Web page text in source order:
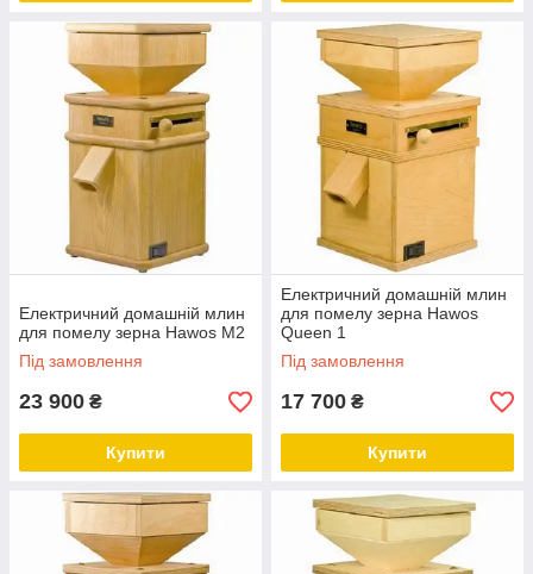
Електричний домашній млин
для помелу зерна Hawos M2
Під замовлення
23 900 ₴
Купити
Електричний домашній млин
для помелу зерна Hawos
Queen 1
Під замовлення
17 700 ₴
Купити